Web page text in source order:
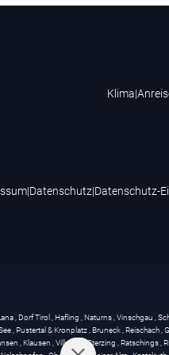
Klima|
|Datenschutz|Datenschutz-
, Dorf Tirol , Hafling , Naturns,Vinschgau ,
, Pustertal & Kronplatz, Bruneck,Reischach,
, Klausen ,Villnöss ,Sterzing ,Ratschings,